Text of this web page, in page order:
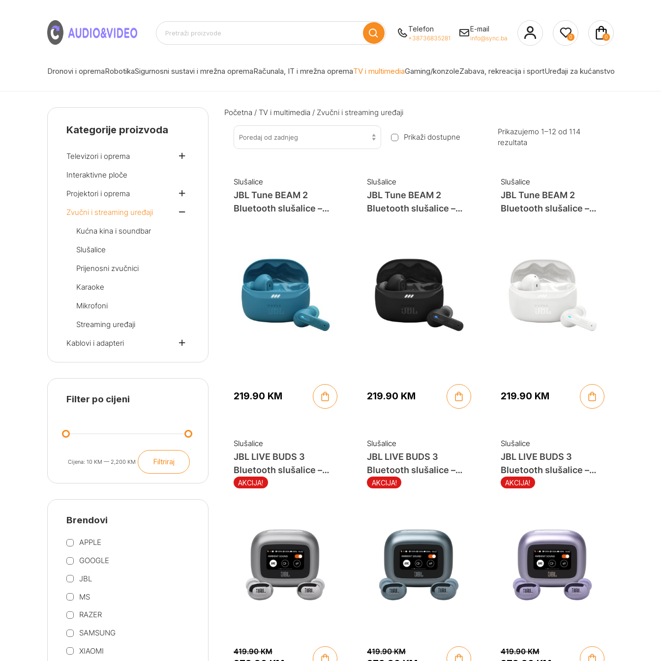
Telefon
+38736835281
E-mail
info@sync.ba 0 0
Dronovi i opremaRobotikaSigurnosni sustavi i mrežna opremaRačunala, IT i mrežna opremaTV i multimediaGaming/konzoleZabava, rekreacija i sportUređaji za kućanstvo
Početna / TV i multimedia / Zvučni i streaming uređaji
Poredaj od zadnjeg Prikaži dostupne
Prikazujemo 1–12 od 114
rezultata
Slušalice
JBL Tune BEAM 2
Bluetooth slušalice –
219.90 KM
Slušalice
JBL Tune BEAM 2
Bluetooth slušalice –
219.90 KM
Slušalice
JBL Tune BEAM 2
Bluetooth slušalice –
219.90 KM
Slušalice
AKCIJA!
JBL LIVE BUDS 3
Bluetooth slušalice –
Potpuno bežične –
419.90KM
Slušalice
AKCIJA!
JBL LIVE BUDS 3
Bluetooth slušalice –
Potpuno bežične –
419.90KM
Slušalice
AKCIJA!
JBL LIVE BUDS 3
Bluetooth slušalice –
Potpuno bežične –
419.90KM
Kategorije proizvoda
Televizori i oprema
Interaktivne ploče
Projektori i oprema
Zvučni i streaming uređaji
Kućna kina i soundbar
Slušalice
Prijenosni zvučnici
Karaoke
Mikrofoni
Streaming uređaji
Kablovi i adapteri
Filter po cijeni
Min
cijena
Maks
cijena
Filtriraj
Cijena: 10 KM — 2,200 KM
Brendovi
APPLE
GOOGLE
JBL
MS
RAZER
SAMSUNG
XIAOMI